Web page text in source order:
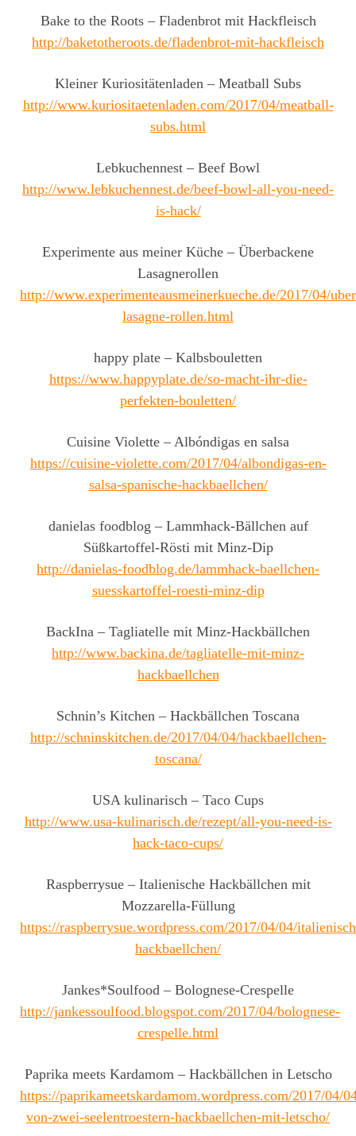
Bake to the Roots – Fladenbrot mit Hackfleisch
http://baketotheroots.de/fladenbrot-mit-hackfleisch
Kleiner Kuriositätenladen – Meatball Subs
http://www.kuriositaetenladen.com/2017/04/meatball-
subs.html
Lebkuchennest – Beef Bowl
http://www.lebkuchennest.de/beef-bowl-all-you-need-
is-hack/
Experimente aus meiner Küche – Überbackene
Lasagnerollen
http://www.experimenteausmeinerkueche.de/2017/04/
lasagne-rollen.html
happy plate – Kalbsbouletten
https://www.happyplate.de/so-macht-ihr-die-
perfekten-bouletten/
Cuisine Violette – Albóndigas en salsa
https://cuisine-violette.com/2017/04/albondigas-en-
salsa-spanische-hackbaellchen/
danielas foodblog – Lammhack-Bällchen auf
Süßkartoffel-Rösti mit Minz-Dip
http://danielas-foodblog.de/lammhack-baellchen-
suesskartoffel-roesti-minz-dip
BackIna – Tagliatelle mit Minz-Hackbällchen
http://www.backina.de/tagliatelle-mit-minz-
hackbaellchen
Schnin’s Kitchen – Hackbällchen Toscana
http://schninskitchen.de/2017/04/04/hackbaellchen-
toscana/
USA kulinarisch – Taco Cups
http://www.usa-kulinarisch.de/rezept/all-you-need-is-
hack-taco-cups/
Raspberrysue – Italienische Hackbällchen mit
Mozzarella-Füllung
https://raspberrysue.wordpress.com/2017/04/04/
hackbaellchen/
Jankes*Soulfood – Bolognese-Crespelle
http://jankessoulfood.blogspot.com/2017/04/bolognese-
crespelle.html
Paprika meets Kardamom – Hackbällchen in Letscho
https://paprikameetskardamom.wordpress.com/2017/04/
von-zwei-seelentroestern-hackbaellchen-mit-letscho/